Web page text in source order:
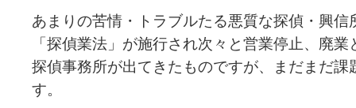
あまりの苦情・トラブルたる悪質な探偵・興信
「探偵業法」が施行され次々と営業停止、廃
探偵事務所が出てきたものですが、まだまだ課
す。